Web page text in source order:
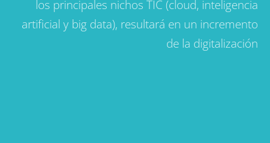
y utilidades de las herramientas inteligentes de
los principales nichos TIC (cloud, inteligencia
artificial y big data), resultará en un incremento